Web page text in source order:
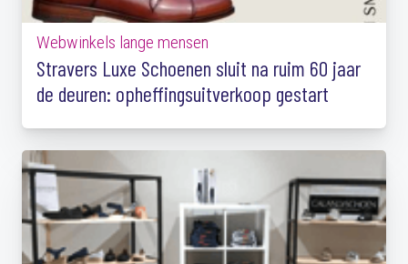
Webwinkels lange mensen
Stravers Luxe Schoenen sluit na ruim 60 jaar
de deuren: opheffingsuitverkoop gestart